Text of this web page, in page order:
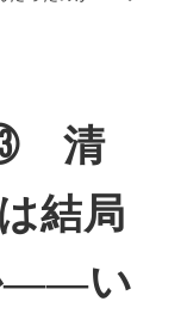
清
結局
――い